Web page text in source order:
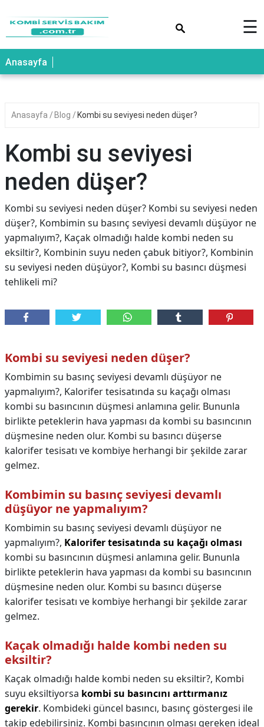
☰
Anasayfa
Anasayfa Blog Kombi su seviyesi neden düşer?
Kombi su seviyesi
neden düşer?
Kombi su seviyesi neden düşer? Kombi su seviyesi neden
düşer?, Kombimin su basınç seviyesi devamlı düşüyor ne
yapmalıyım?, Kaçak olmadığı halde kombi neden su
eksiltir?, Kombinin suyu neden çabuk bitiyor?, Kombinin
su seviyesi neden düşüyor?, Kombi su basıncı düşmesi
tehlikeli mi?
Kombi su seviyesi neden düşer?
Kombimin su basınç seviyesi devamlı düşüyor ne
yapmalıyım?, Kalorifer tesisatında su kaçağı olması
kombi su basıncının düşmesi anlamına gelir. Bununla
birlikte peteklerin hava yapması da kombi su basıncının
düşmesine neden olur. Kombi su basıncı düşerse
kalorifer tesisatı ve kombiye herhangi bir şekilde zarar
gelmez.
Kombimin su basınç seviyesi devamlı
düşüyor ne yapmalıyım?
Kombimin su basınç seviyesi devamlı düşüyor ne
yapmalıyım?, Kalorifer tesisatında su kaçağı olması
kombi su basıncının düşmesi anlamına gelir. Bununla
birlikte peteklerin hava yapması da kombi su basıncının
düşmesine neden olur. Kombi su basıncı düşerse
kalorifer tesisatı ve kombiye herhangi bir şekilde zarar
gelmez.
Kaçak olmadığı halde kombi neden su
eksiltir?
Kaçak olmadığı halde kombi neden su eksiltir?, Kombi
suyu eksiltiyorsa kombi su basıncını arttırmanız
gerekir. Kombideki güncel basıncı, basınç göstergesi ile
takip edebilirsiniz. Kombi basıncının olması gereken ideal